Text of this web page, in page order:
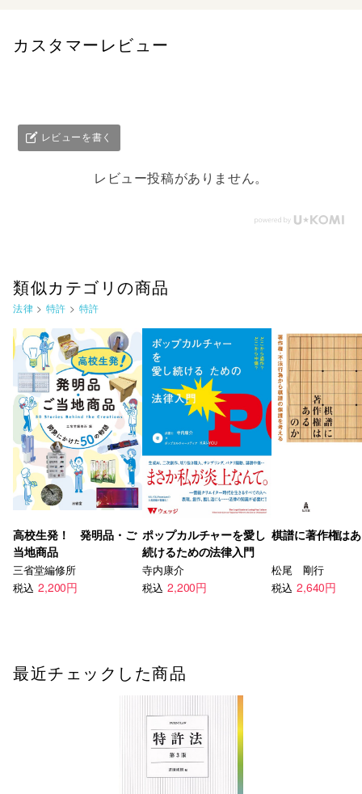
新案法第14章 特許協力条約...
カスタマーレビュー
レビューを書く
レビュー投稿がありません。
類似カテゴリの商品
法律 > 特許 > 特許
高校生発！ 発明品・ご
当地商品
三省堂編修所
税込 2,200円
ポップカルチャーを愛し
続けるための法律入門
寺内康介
税込 2,200円
棋譜に著作権は
松尾 剛行
税込 2,640円
最近チェックした商品